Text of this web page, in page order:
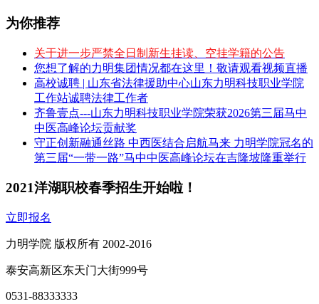
为你推荐
关于进一步严禁全日制新生挂读、空挂学籍的公告
您想了解的力明集团情况都在这里！敬请观看视频直播
高校诚聘 | 山东省法律援助中心山东力明科技职业学院
工作站诚聘法律工作者
齐鲁壹点---山东力明科技职业学院荣获2026第三届马中
中医高峰论坛贡献奖
守正创新融通丝路 中西医结合启航马来 力明学院冠名的
第三届“一带一路”马中中医高峰论坛在吉隆坡隆重举行
2021洋湖职校春季招生开始啦！
立即报名
力明学院 版权所有 2002-2016
泰安高新区东天门大街999号
0531-88333333